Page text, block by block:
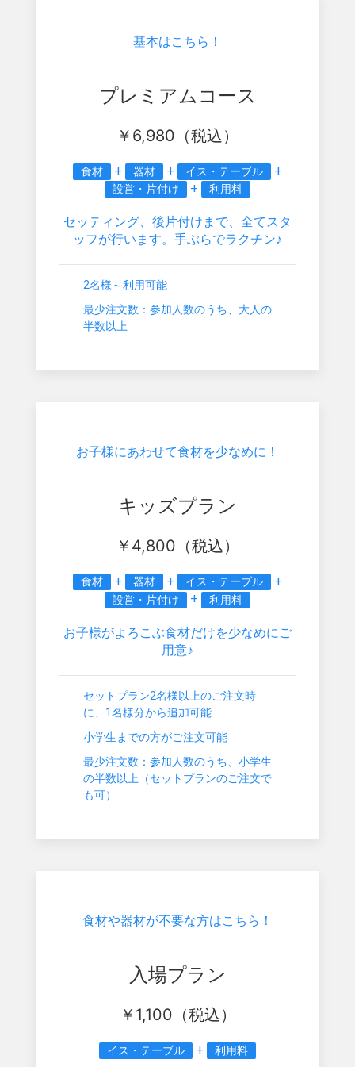
基本はこちら！
プレミアムコース
￥ 6,980 （税込）
食材 + 器材 + イス・テーブル +
設営・片付け + 利用料
セッティング、後片付けまで、全てスタ
ッフが行います。手ぶらでラクチン♪
2名様～利用可能
最少注文数：参加人数のうち、大人の
半数以上
お子様にあわせて食材を少なめに！
キッズプラン
￥ 4,800 （税込）
食材 + 器材 + イス・テーブル +
設営・片付け + 利用料
お子様がよろこぶ食材だけを少なめにご
用意♪
セットプラン2名様以上のご注文時
に、1名様分から追加可能
小学生までの方がご注文可能
最少注文数：参加人数のうち、小学生
の半数以上（セットプランのご注文で
も可）
食材や器材が不要な方はこちら！
入場プラン
￥ 1,100 （税込）
イス・テーブル + 利用料